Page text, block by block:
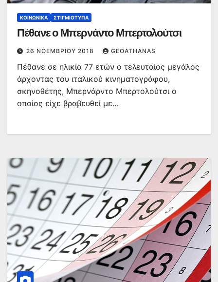
ΚΟΙΝΩΝΙΚΆ ΣΤΙΓΜΙΌΤΥΠΑ
Πέθανε ο Μπερνάντο Μπερτολούτσι
26 ΝΟΕΜΒΡΊΟΥ 2018 GEOATHANAS
Πέθανε σε ηλικία 77 ετών ο τελευταίος μεγάλος
άρχοντας του ιταλικού κινηματογράφου,
σκηνοθέτης, Μπερνάρντο Μπερτολούτσι ο
οποίος είχε βραβευθεί με…